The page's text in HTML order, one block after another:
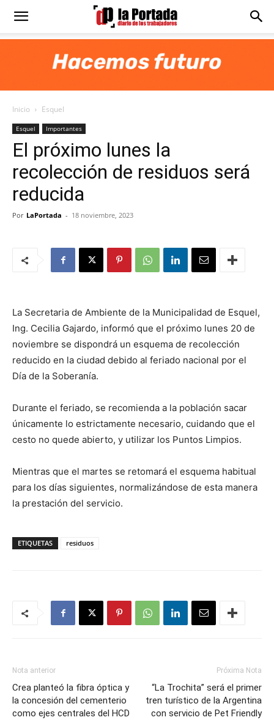
Diario
Portada
Inicio Esquel
Esquel Importantes
El próximo lunes la
recolección de residuos será
reducida
Por LaPortada - 18 noviembre, 2023
La Secretaria de Ambiente de la Municipalidad de Esquel,
Ing. Cecilia Gajardo, informó que el próximo lunes 20 de
noviembre se dispondrá un esquema de recolección
reducido en la ciudad debido al feriado nacional por el
Día de la Soberanía.
Durante el feriado, se recomienda a la población sacar
únicamente lo estrictamente necesario, cuidando que el
cesto no quede abierto, y utilizar los Puntos Limpios.
Mientras que el martes se retomará el esquema habitual
para los días siguientes, normalizándose de esta manera
la prestación del servicio.
ETIQUETAS residuos
Nota anterior
Crea planteó la fibra óptica y
la concesión del cementerio
como ejes centrales del HCD
Próxima Nota
“La Trochita” será el primer
tren turístico de la Argentina
con servicio de Pet Friendly